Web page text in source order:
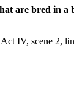
are bred in
IV, scene 2,